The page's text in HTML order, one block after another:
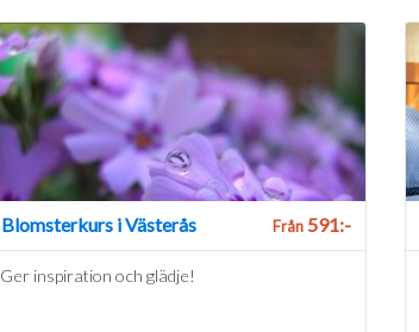
Blomsterkurs i Västerås Från591:-
Ger inspiration och glädje!